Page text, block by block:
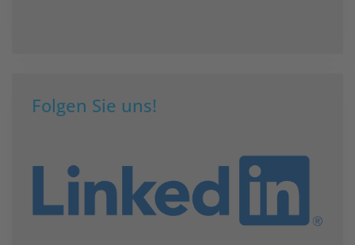
Folgen Sie uns!